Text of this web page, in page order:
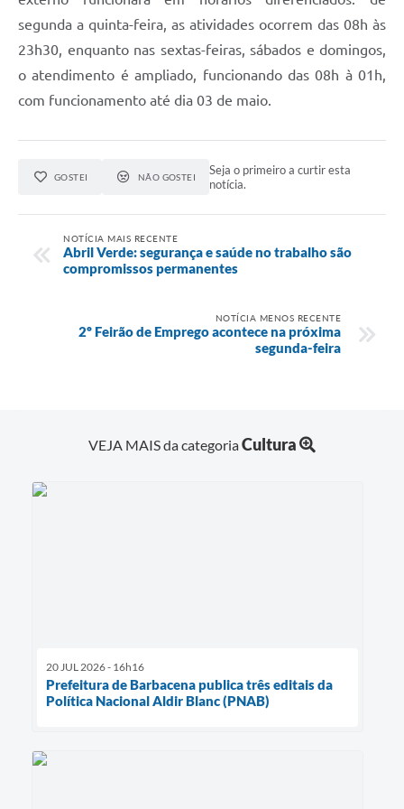
segunda a quinta-feira, as atividades ocorrem das 08h às
23h30, enquanto nas sextas-feiras, sábados e domingos,
o atendimento é ampliado, funcionando das 08h à 01h,
com funcionamento até dia 03 de maio.
GOSTEI NÃO GOSTEI
Seja o primeiro a curtir esta
notícia.
NOTÍCIA MAIS RECENTE
Abril Verde: segurança e saúde no trabalho são
compromissos permanentes
NOTÍCIA MENOS RECENTE
2º Feirão de Emprego acontece na próxima
segunda-feira
VEJA MAIS da categoriaCultura
20 JUL 2026 - 16h16
Prefeitura de Barbacena publica três editais da
Política Nacional Aldir Blanc (PNAB)